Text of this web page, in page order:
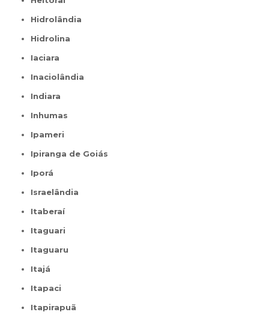
Hidrolândia
Hidrolina
Iaciara
Inaciolândia
Indiara
Inhumas
Ipameri
Ipiranga de Goiás
Iporá
Israelândia
Itaberaí
Itaguari
Itaguaru
Itajá
Itapaci
Itapirapuã